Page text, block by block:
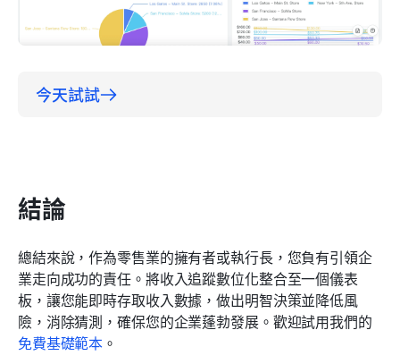
今天試試
結論
總結來說，作為零售業的擁有者或執行長，您負有引領企
業走向成功的責任。將收入追蹤數位化整合至一個儀表
板，讓您能即時存取收入數據，做出明智決策並降低風
險，消除猜測，確保您的企業蓬勃發展。歡迎試用我們的
免費基礎範本 。